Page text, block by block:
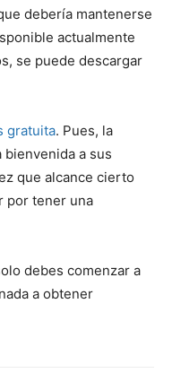
debería mantenerse
actualmente
se puede descargar
gratuita. Pues, la
a sus
que alcance cierto
por tener una
debes comenzar a
a obtener